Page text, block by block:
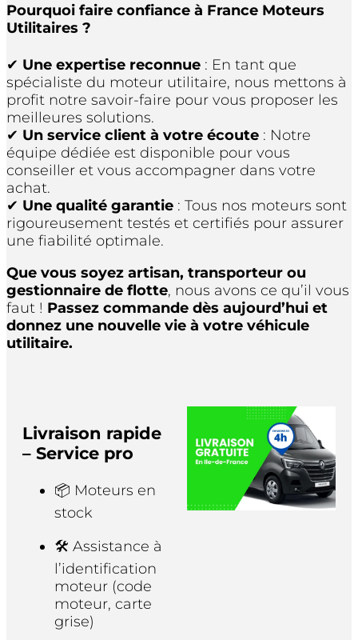
Pourquoi faire confiance à France Moteurs
Utilitaires ?
✔ Une expertise reconnue : En tant que
spécialiste du moteur utilitaire, nous mettons à
profit notre savoir-faire pour vous proposer les
meilleures solutions.
✔ Un service client à votre écoute : Notre
équipe dédiée est disponible pour vous
conseiller et vous accompagner dans votre
achat.
✔ Une qualité garantie : Tous nos moteurs sont
rigoureusement testés et certifiés pour assurer
une fiabilité optimale.
Que vous soyez artisan, transporteur ou
gestionnaire de flotte, nous avons ce qu’il vous
faut ! Passez commande dès aujourd’hui et
donnez une nouvelle vie à votre véhicule
utilitaire.
Livraison rapide
– Service pro
📦 Moteurs en
stock
🛠️ Assistance à
l’identification
moteur (code
moteur, carte
grise)